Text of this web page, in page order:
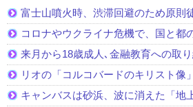
富士山噴火時、渋滞回避のため原則
コロナやウクライナ危機で、国と都
来月から18歳成人､金融教育への取
リオの「コルコバードのキリスト像
キャンバスは砂浜、波に消えた「地